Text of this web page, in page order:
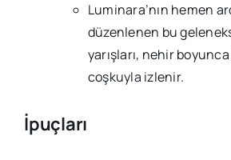
Luminara’nın hemen
düzenlenen bu
yarışları, nehir
coşkuyla izlenir.
İpuçları